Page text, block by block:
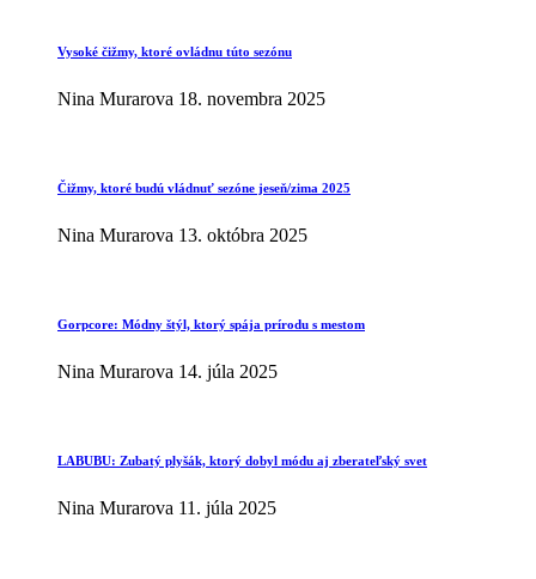
Vysoké čižmy, ktoré ovládnu túto sezónu
Nina Murarova 18. novembra 2025
Čižmy, ktoré budú vládnuť sezóne jeseň/zima 2025
Nina Murarova 13. októbra 2025
Gorpcore: Módny štýl, ktorý spája prírodu s mestom
Nina Murarova 14. júla 2025
LABUBU: Zubatý plyšák, ktorý dobyl módu aj zberateľský svet
Nina Murarova 11. júla 2025